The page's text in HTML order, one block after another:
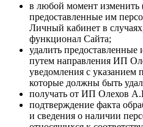
в любой момент изменить
предоставленные им
Личный кабинет в
функционал Сайта;
удалить
путем направления ИП
уведомления с указанием
которые должны быть
получать от ИП Олехов
подтверждение факта
и сведения о наличии